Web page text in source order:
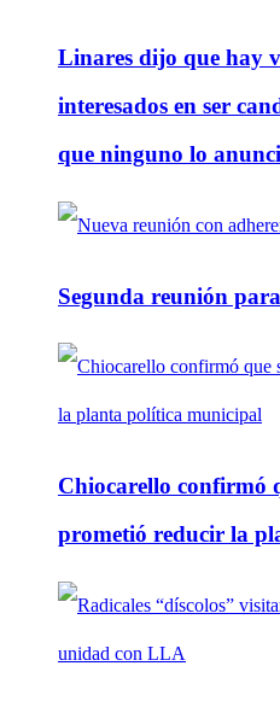
Linares dijo que hay
interesados en ser
que ninguno lo
Segunda reunión
Chiocarello confirmó
prometió reducir la